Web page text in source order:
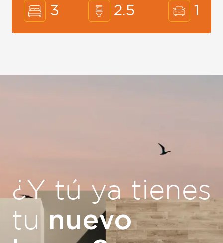
3 2.5 1
¿Y tú ya tienes
tu nuevo